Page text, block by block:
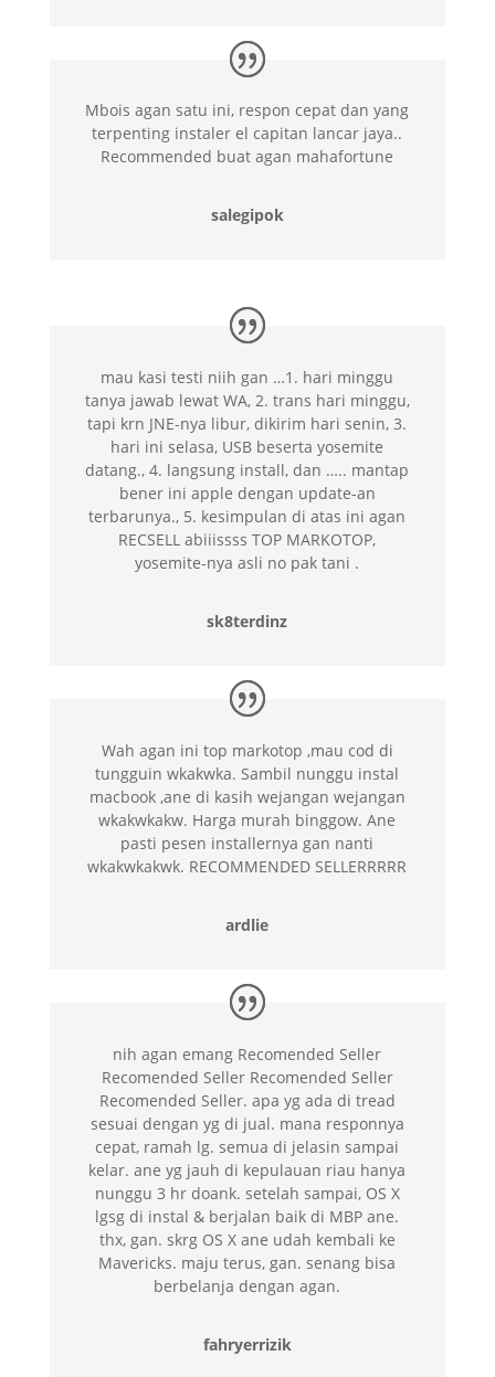
Mbois agan satu ini, respon cepat dan yang
terpenting instaler el capitan lancar jaya..
Recommended buat agan mahafortune
salegipok
mau kasi testi niih gan …1. hari minggu
tanya jawab lewat WA, 2. trans hari minggu,
tapi krn JNE-nya libur, dikirim hari senin, 3.
hari ini selasa, USB beserta yosemite
datang., 4. langsung install, dan ….. mantap
bener ini apple dengan update-an
terbarunya., 5. kesimpulan di atas ini agan
RECSELL abiiissss TOP MARKOTOP,
yosemite-nya asli no pak tani .
sk8terdinz
Wah agan ini top markotop ,mau cod di
tungguin wkakwka. Sambil nunggu instal
macbook ,ane di kasih wejangan wejangan
wkakwkakw. Harga murah binggow. Ane
pasti pesen installernya gan nanti
wkakwkakwk. RECOMMENDED SELLERRRRR
ardlie
nih agan emang Recomended Seller
Recomended Seller Recomended Seller
Recomended Seller. apa yg ada di tread
sesuai dengan yg di jual. mana responnya
cepat, ramah lg. semua di jelasin sampai
kelar. ane yg jauh di kepulauan riau hanya
nunggu 3 hr doank. setelah sampai, OS X
lgsg di instal & berjalan baik di MBP ane.
thx, gan. skrg OS X ane udah kembali ke
Mavericks. maju terus, gan. senang bisa
berbelanja dengan agan.
fahryerrizik